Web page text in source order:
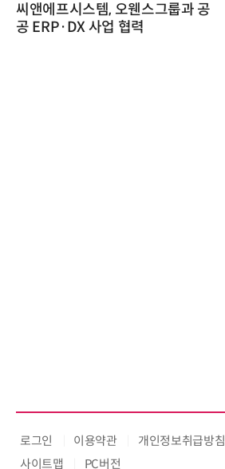
씨앤에프시스템, 오웬스그룹과 공
공 ERP·DX 사업 협력
로그인 이용약관 개인정보취급방침
사이트맵
PC버전